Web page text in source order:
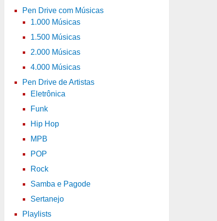
Pen Drive com Músicas
1.000 Músicas
1.500 Músicas
2.000 Músicas
4.000 Músicas
Pen Drive de Artistas
Eletrônica
Funk
Hip Hop
MPB
POP
Rock
Samba e Pagode
Sertanejo
Playlists